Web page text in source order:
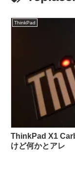
ThinkPad
ThinkPad X1
けど何かとアレ